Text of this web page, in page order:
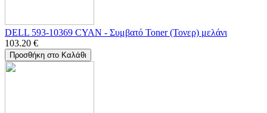
DELL 593-10369 CYAN - Συμβατό Toner (Τονερ) μελάνι
103.20 €
Προσθήκη στο Καλάθι